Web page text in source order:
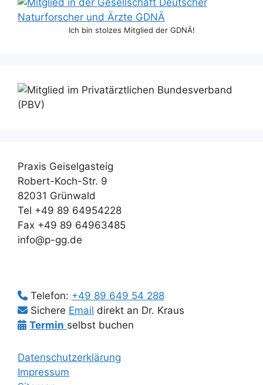
Ich bin stolzes Mitglied der GDNÄ!
Praxis Geiselgasteig
Robert-Koch-Str. 9
82031 Grünwald
Tel +49 89 64954228
Fax +49 89 64963485
info@p-gg.de
Telefon: +49 89 649 54 288
Sichere Email direkt an Dr. Kraus
Termin selbst buchen
Datenschutzerklärung
Impressum